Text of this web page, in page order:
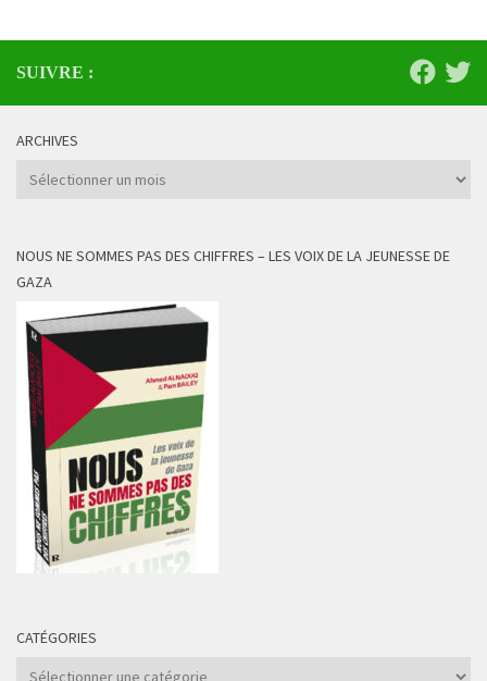
SUIVRE :
ARCHIVES
Archives
NOUS NE SOMMES PAS DES CHIFFRES – LES VOIX DE LA JEUNESSE DE
GAZA
CATÉGORIES
Catégories